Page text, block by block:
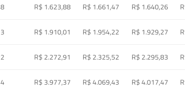
R$ 1.623,88 R$ 1.661,47 R$ 1.640,26
R$ 1.910,01 R$ 1.954,22 R$ 1.929,27
R$ 2.272,91 R$ 2.325,52 R$ 2.295,83
R$ 3.977,37 R$ 4.069,43 R$ 4.017,47